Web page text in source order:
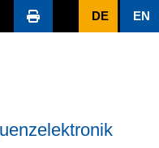
DE EN